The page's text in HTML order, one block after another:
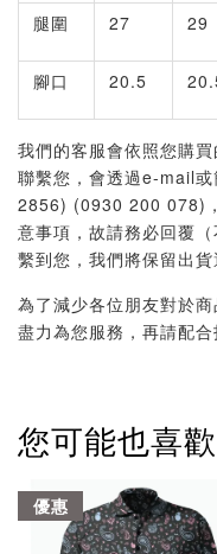
腿圍 27 29
腳口 20.5
我們的客服會依照您購
聯繫您，會透過e-mail
2856) (0930 200 078)
意事項，故請務必回覆
繫到您，我們將保留出
為了減少各位朋友對於
盡力為您服務，再請配合
您可能也喜歡
優惠